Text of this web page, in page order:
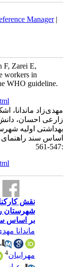
Manager
F, Zarei E,
workers in
WHO guideline.
مهدی‌زاد ماندانا،
زارعی احسان،
نقش
بر اساس
ماندانا
،
مهرابیان 4